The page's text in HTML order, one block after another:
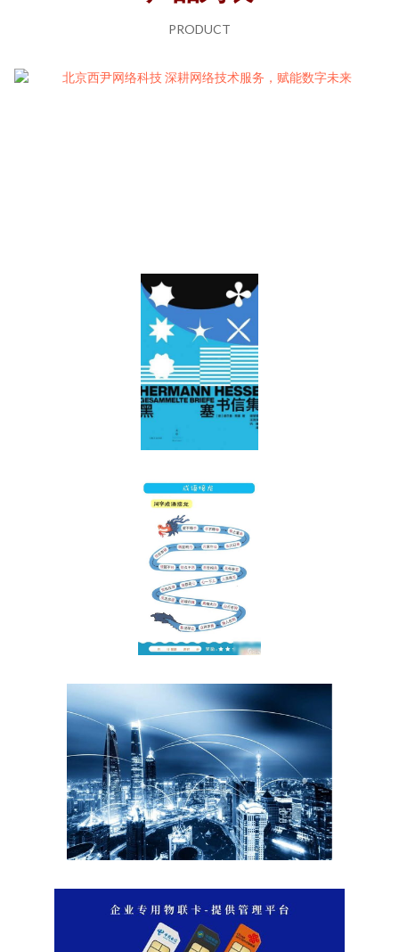
PRODUCT